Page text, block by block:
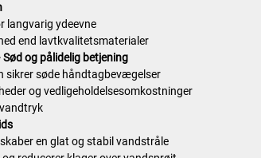
langvarig ydeevne
end lavtkvalitetsmaterialer
og pålidelig betjening
sikrer søde håndtagbevægelser
og vedligeholdelsesomkostninger
en glat og stabil vandstråle